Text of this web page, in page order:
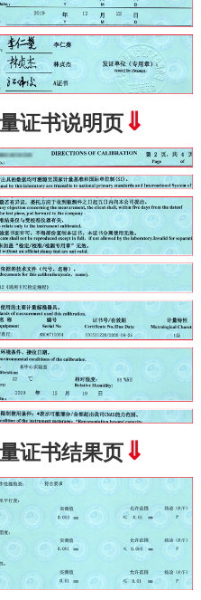
证书说明页⇓
证书结果页⇓